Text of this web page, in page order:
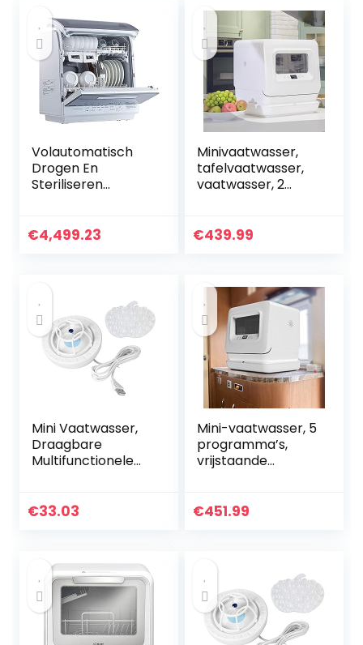
Volautomatisch
Drogen En
Steriliseren
Intelligente
€4,499.23
Minivaatwasser,
tafelvaatwasser,
vaatwasser, 2
met/zonder
€439.99
Mini Vaatwasser,
Draagbare
Multifunctionele
Compacte
€33.03
Mini-vaatwasser, 5
programma’s,
vrijstaande
wassen,
€451.99